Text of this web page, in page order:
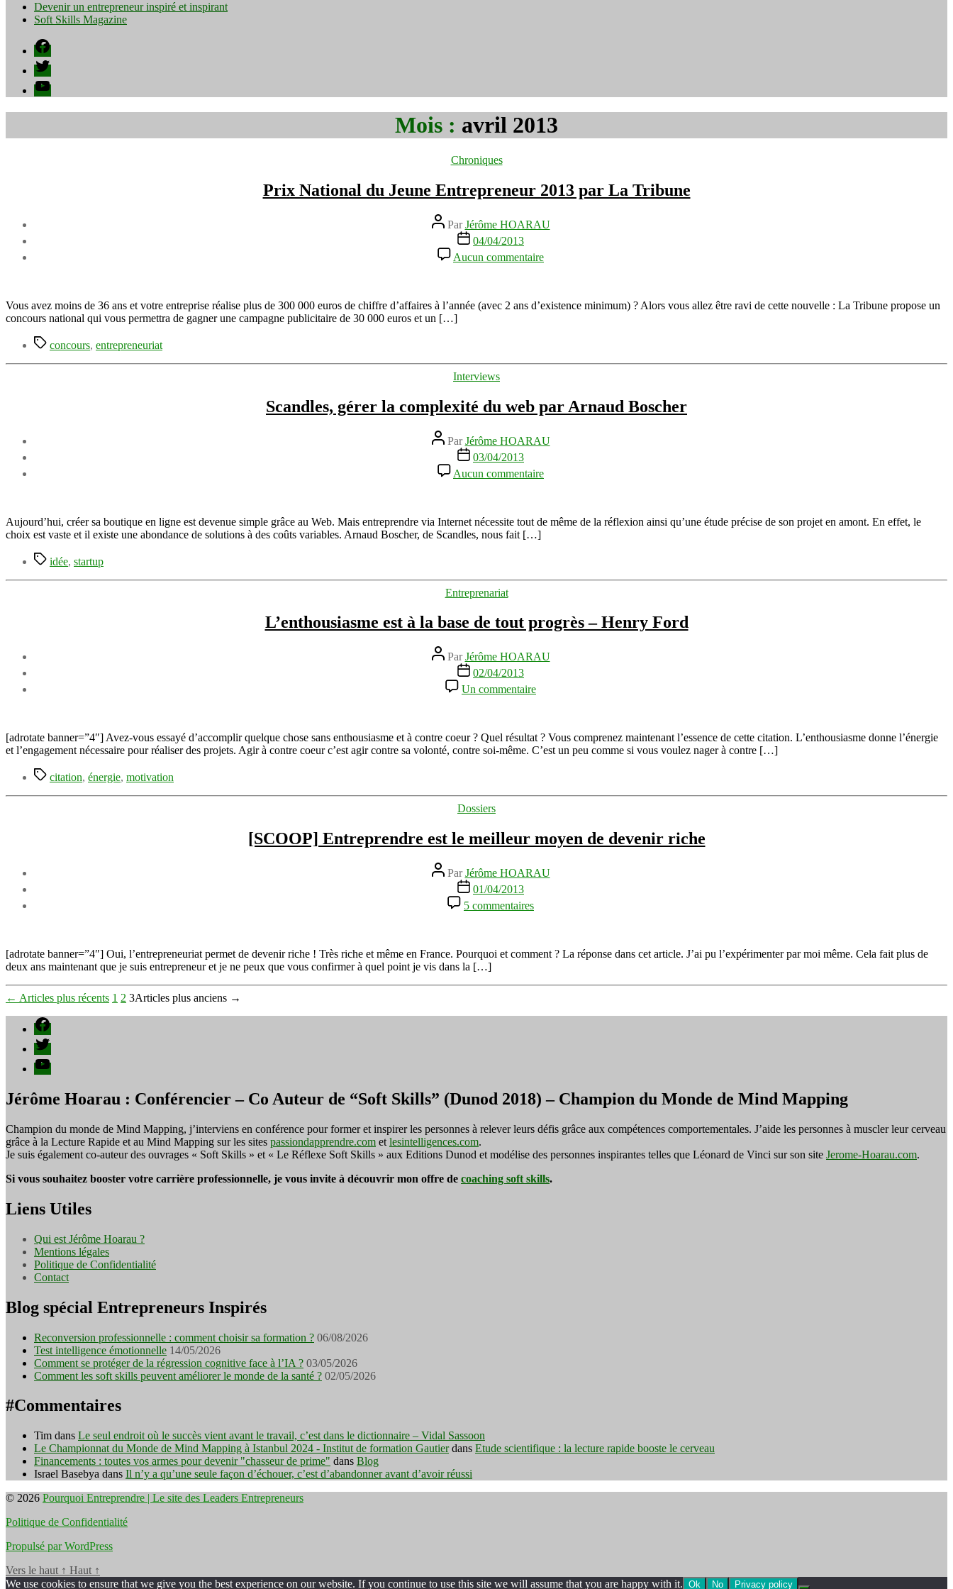
Devenir un entrepreneur inspiré et inspirant
Soft Skills Magazine
Facebook
Twitter
YouTube
Mois : avril 2013
Catégories
Chroniques
Prix National du Jeune Entrepreneur 2013 par La Tribune
Auteur
de
l’article
ParJérôme HOARAU
Date
l’article
04/04/2013
Aucun commentaire
Prix
Jeune
Tribune
Vous avez moins de 36 ans et votre entreprise réalise plus de 300 000 euros de chiffre d’affaires à l’année (avec 2 ans d’existence minimum) ? Alors vous allez être ravi de cette nouvelle : La Tribune propose un
concours national qui vous permettra de gagner une campagne publicitaire de 30 000 euros et un […]
Étiquettes
concours, entrepreneuriat
Catégories
Interviews
Scandles, gérer la complexité du web par Arnaud Boscher
Auteur
de
l’article
ParJérôme HOARAU
Date
l’article
03/04/2013
Aucun commentaire
Scandles,
complexité
Boscher
Aujourd’hui, créer sa boutique en ligne est devenue simple grâce au Web. Mais entreprendre via Internet nécessite tout de même de la réflexion ainsi qu’une étude précise de son projet en amont. En effet, le
choix est vaste et il existe une abondance de solutions à des coûts variables. Arnaud Boscher, de Scandles, nous fait […]
Étiquettes
idée, startup
Catégories
Entreprenariat
L’enthousiasme est à la base de tout progrès – Henry Ford
Auteur
de
l’article
ParJérôme HOARAU
Date
de
l’article
02/04/2013
Un commentaire
L’enthousiasme
la
base
–
[adrotate banner=”4″] Avez-vous essayé d’accomplir quelque chose sans enthousiasme et à contre coeur ? Quel résultat ? Vous comprenez maintenant l’essence de cette citation. L’enthousiasme donne l’énergie
et l’engagement nécessaire pour réaliser des projets. Agir à contre coeur c’est agir contre sa volonté, contre soi-même. C’est un peu comme si vous voulez nager à contre […]
Étiquettes
citation, énergie, motivation
Catégories
Dossiers
[SCOOP] Entreprendre est le meilleur moyen de devenir riche
Auteur
de
l’article
ParJérôme HOARAU
Date
de
l’article
01/04/2013
5 commentaires
[SCOOP]
le
riche
[adrotate banner=”4″] Oui, l’entrepreneuriat permet de devenir riche ! Très riche et même en France. Pourquoi et comment ? La réponse dans cet article. J’ai pu l’expérimenter par moi même. Cela fait plus de
deux ans maintenant que je suis entrepreneur et je ne peux que vous confirmer à quel point je vis dans la […]
Pagination
des
publications
← Articles plus récents 1 2 3Articles plus anciens →
Facebook
Twitter
YouTube
Jérôme Hoarau : Conférencier – Co Auteur de “Soft Skills” (Dunod 2018) – Champion du Monde de Mind Mapping
Champion du monde de Mind Mapping, j’interviens en conférence pour former et inspirer les personnes à relever leurs défis grâce aux compétences comportementales. J’aide les personnes à muscler leur cerveau
grâce à la Lecture Rapide et au Mind Mapping sur les sites passiondapprendre.com et lesintelligences.com.
Je suis également co-auteur des ouvrages « Soft Skills » et « Le Réflexe Soft Skills » aux Editions Dunod et modélise des personnes inspirantes telles que Léonard de Vinci sur son site Jerome-Hoarau.com.
Si vous souhaitez booster votre carrière professionnelle, je vous invite à découvrir mon offre de coaching soft skills.
Liens Utiles
Qui est Jérôme Hoarau ?
Mentions légales
Politique de Confidentialité
Contact
Blog spécial Entrepreneurs Inspirés
Reconversion professionnelle : comment choisir sa formation ? 06/08/2026
Test intelligence émotionnelle 14/05/2026
Comment se protéger de la régression cognitive face à l’IA ? 03/05/2026
Comment les soft skills peuvent améliorer le monde de la santé ? 02/05/2026
#Commentaires
Tim dans Le seul endroit où le succès vient avant le travail, c’est dans le dictionnaire – Vidal Sassoon
Le Championnat du Monde de Mind Mapping à Istanbul 2024 - Institut de formation Gautierdans Etude scientifique : la lecture rapide booste le cerveau
Financements : toutes vos armes pour devenir "chasseur de prime" dans Blog
Israel Basebya dans Il n’y a qu’une seule façon d’échouer, c’est d’abandonner avant d’avoir réussi
© 2026 Pourquoi Entreprendre | Le site des Leaders Entrepreneurs
Politique de Confidentialité
Propulsé par WordPress
Vers le haut ↑ Haut ↑
We use cookies to ensure that we give you the best experience on our website. If you continue to use this site we will assume that you are happy with it. Ok No Privacy policy